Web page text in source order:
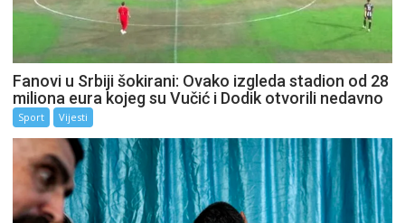
Fanovi u Srbiji šokirani: Ovako izgleda stadion od 28
miliona eura kojeg su Vučić i Dodik otvorili nedavno
Sport Vijesti